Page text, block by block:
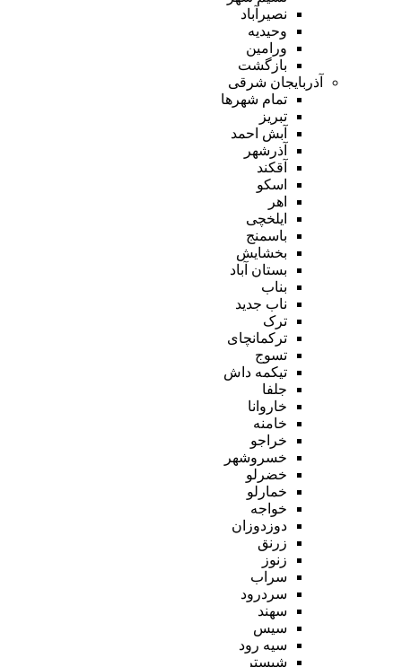
نصیرآباد
وحیدیه
ورامین
بازگشت
آذربایجان شرقی
تمام شهر‌ها
تبریز
آبش احمد
آذرشهر
آقکند
اسکو
اهر
ایلخچی
باسمنج
بخشایش
بستان آباد
بناب
ناب جدید
ترک
ترکمانچای
تسوج
تیکمه داش
جلفا
خاروانا
خامنه
خراجو
خسروشهر
خضرلو
خمارلو
خواجه
دوزدوزان
زرنق
زنوز
سراب
سردرود
سهند
سیس
سیه رود
شبستر